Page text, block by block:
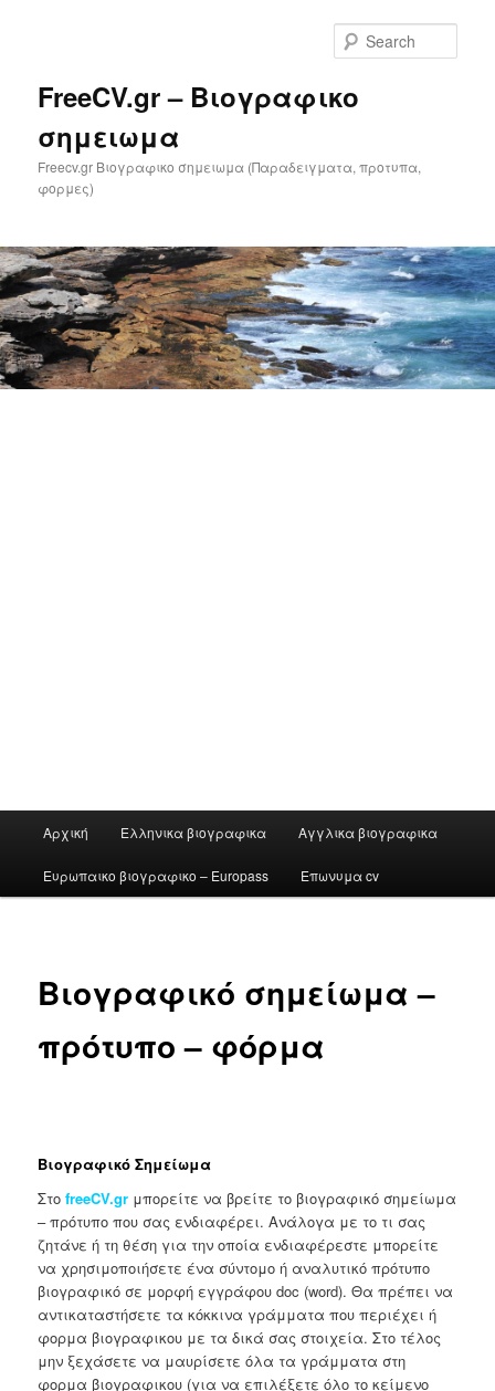
FreeCV.gr – Βιογραφικο
σημειωμα
Freecv.gr Βιογραφικο σημειωμα (Παραδειγματα, προτυπα,
φορμες)
Αρχική Ελληνικα βιογραφικα Αγγλικα βιογραφικα
Ευρωπαικο βιογραφικο – Europass Επωνυμα cv
Βιογραφικό σημείωμα –
πρότυπο – φόρμα
Βιογραφικό Σημείωμα
Στο freeCV.gr μπορείτε να βρείτε το βιογραφικό σημείωμα
– πρότυπο που σας ενδιαφέρει. Ανάλογα με το τι σας
ζητάνε ή τη θέση για την οποία ενδιαφέρεστε μπορείτε
να χρησιμοποιήσετε ένα σύντομο ή αναλυτικό πρότυπο
βιογραφικό σε μορφή εγγράφου doc (word). Θα πρέπει να
αντικαταστήσετε τα κόκκινα γράμματα που περιέχει ή
φορμα βιογραφικου με τα δικά σας στοιχεία. Στο τέλος
μην ξεχάσετε να μαυρίσετε όλα τα γράμματα στη
φορμα βιογραφικου (για να επιλέξετε όλο το κείμενο